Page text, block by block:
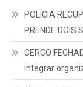
POLÍCIA
PRENDE DOIS
CERCO
integrar